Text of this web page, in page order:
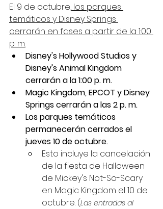
El 9 de octubre, los parques
temáticos y Disney Springs
cerrarán en fases a partir de la 1:00
p. m.
Disney's Hollywood Studios y
Disney's Animal Kingdom
cerrarán a la 1:00 p. m.
Magic Kingdom, EPCOT y Disney
Springs cerrarán a las 2 p. m.
Los parques temáticos
permanecerán cerrados el
jueves 10 de octubre.
Esto incluye la cancelación
de la fiesta de Halloween
de Mickey's Not-So-Scary
en Magic Kingdom el 10 de
octubre. (Las entradas al